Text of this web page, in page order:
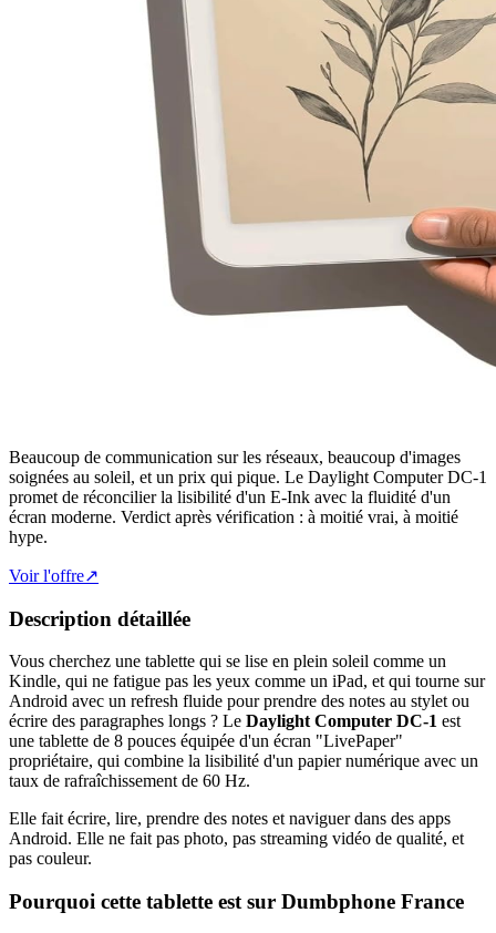
Beaucoup de communication sur les réseaux, beaucoup d'images
soignées au soleil, et un prix qui pique. Le Daylight Computer DC-1
promet de réconcilier la lisibilité d'un E-Ink avec la fluidité d'un
écran moderne. Verdict après vérification : à moitié vrai, à moitié
hype.
Voir l'offre↗
Description détaillée
Vous cherchez une tablette qui se lise en plein soleil comme un
Kindle, qui ne fatigue pas les yeux comme un iPad, et qui tourne sur
Android avec un refresh fluide pour prendre des notes au stylet ou
écrire des paragraphes longs ? Le Daylight Computer DC-1 est
une tablette de 8 pouces équipée d'un écran "LivePaper"
propriétaire, qui combine la lisibilité d'un papier numérique avec un
taux de rafraîchissement de 60 Hz.
Elle fait écrire, lire, prendre des notes et naviguer dans des apps
Android. Elle ne fait pas photo, pas streaming vidéo de qualité, et
pas couleur.
Pourquoi cette tablette est sur Dumbphone France